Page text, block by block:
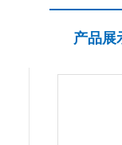
产品展